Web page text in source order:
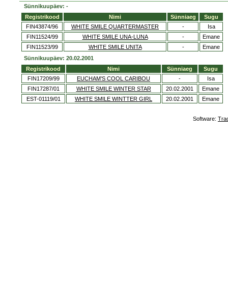
Sünnikuupäev: -
Registrikood
Nimi Sünniaeg
Sugu
FIN43874/96
WHITE SMILE QUARTERMASTER -
Isa
FIN11524/99
WHITE SMILE UNA-LUNA -
Emane
FIN11523/99
WHITE SMILE UNITA -
Emane
Sünnikuupäev: 20.02.2001
Registrikood
Nimi Sünniaeg
Sugu
FIN17209/99
EUCHAM'S COOL CARIBOU -
Isa
FIN17287/01
WHITE SMILE WINTER STAR 20.02.2001
Emane
EST-01119/01
WHITE SMILE WINTTER GIRL 20.02.2001 Emane
Software: